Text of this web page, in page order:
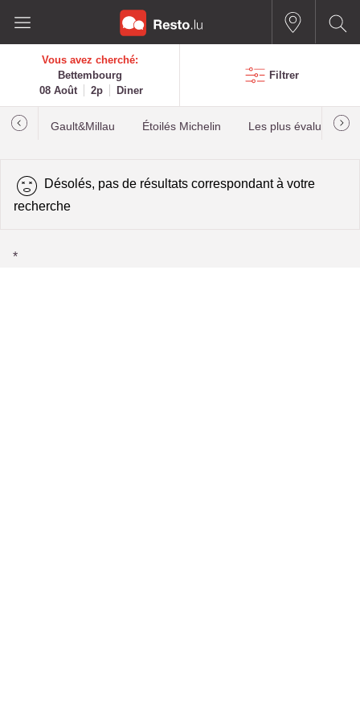
Vous avez cherché:
Bettembourg
08 Août
2p Diner
Filtrer
Gault&Millau Étoilés Michelin Les plus évalués
Désolés, pas de résultats correspondant à votre
recherche
*